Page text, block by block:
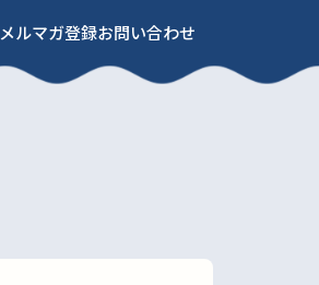
メルマガ登録お問い合わせ